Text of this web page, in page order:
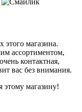
магазина.
ассортиментом,
контактная,
вас без внимания.
магазину!